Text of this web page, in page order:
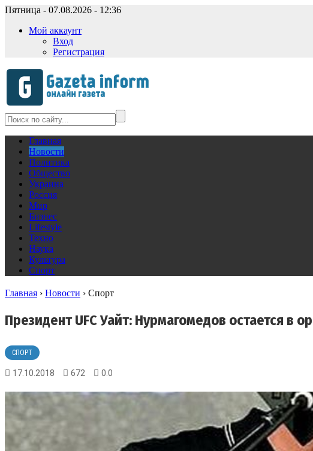
Пятница - 07.08.2026 - 12:36
Мой аккаунт
Вход
Регистрация
Главная
Новости
Политика
Общество
Украина
Россия
Мир
Бизнес
Lifestyle
Техно
Наука
Культура
Спорт
Главная › Новости › Спорт
Президент UFC Уайт: Нурмагомедов остается в
СПОРТ
17.10.2018 672 0.0